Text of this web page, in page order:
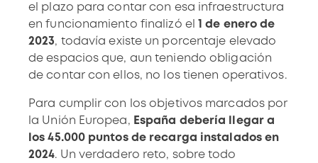
el plazo para contar con esa infraestructura
en funcionamiento finalizó el
1 de enero de
2023, todavía existe un porcentaje elevado
de espacios que, aun teniendo obligación
de contar con ellos, no los tienen operativos.
Para cumplir con los objetivos marcados por
la Unión Europea, España debería llegar a
los 45.000 puntos de recarga instalados en
2024. Un verdadero reto, sobre todo